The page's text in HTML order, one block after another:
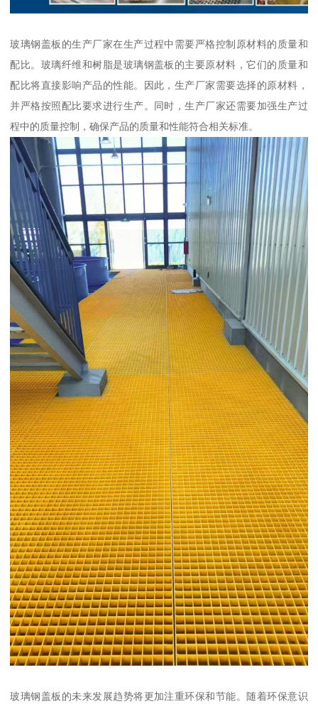
玻璃钢盖板的生产厂家在生产过程中需要严格控制原材料的质量和
配比。玻璃纤维和树脂是玻璃钢盖板的主要原材料，它们的质量和
配比将直接影响产品的性能。因此，生产厂家需要选择的原材料，
并严格按照配比要求进行生产。同时，生产厂家还需要加强生产过
程中的质量控制，确保产品的质量和性能符合相关标准。
玻璃钢盖板的未来发展趋势将更加注重环保和节能。随着环保意识